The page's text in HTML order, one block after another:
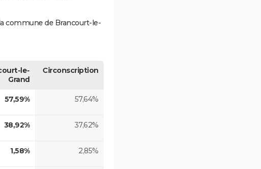
commune de Brancourt-le-
le-
Grand
Circonscription
57,59% 57,64%
38,92% 37,62%
1,58% 2,85%